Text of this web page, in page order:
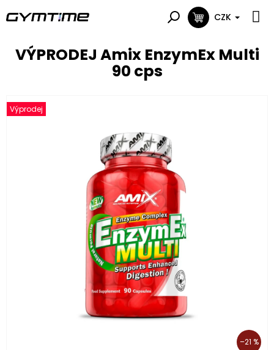
na
NÁKUPNÍ
CZK
VÝPRODEJ Amix EnzymEx Multi
90 cps
–21 %
Výprodej